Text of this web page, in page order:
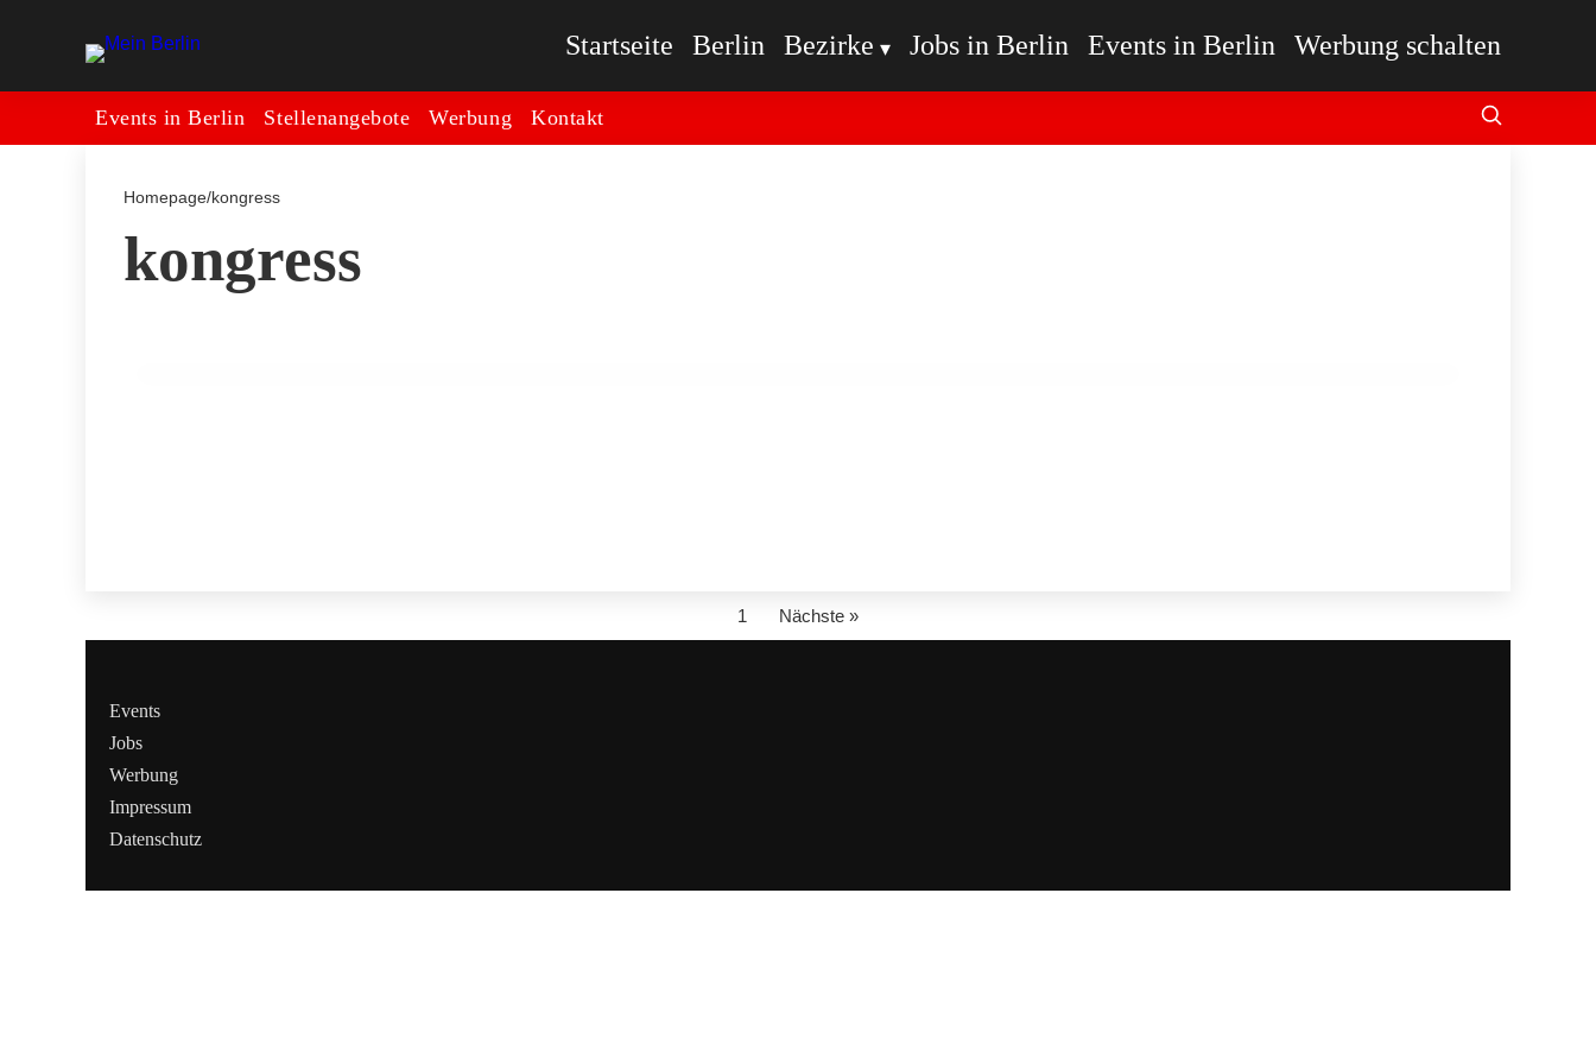
Startseite Berlin Bezirke Jobs in Berlin Events in Berlin Werbung schalten
Events in Berlin Stellenangebote Werbung Kontakt
Homepage/kongress
kongress
15. Juli 2025
1 Nächste »
Events
Jobs
Werbung
Impressum
Datenschutz